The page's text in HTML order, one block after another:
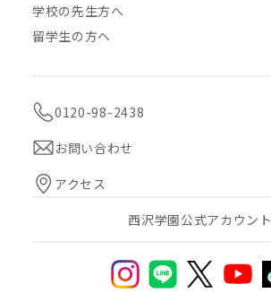
学校の先生方へ
留学生の方へ
0120-98-2438
お問い合わせ
アクセス
西沢学園公式アカウント